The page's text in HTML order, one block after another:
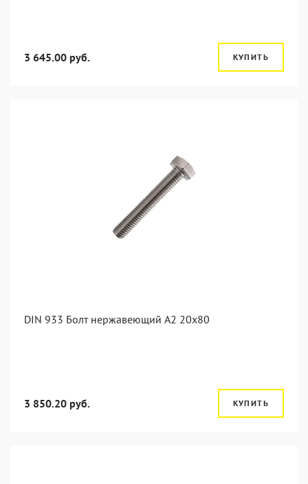
3 645.00 руб. КУПИТЬ
DIN 933 Болт нержавеющий А2 20х80
3 850.20 руб. КУПИТЬ